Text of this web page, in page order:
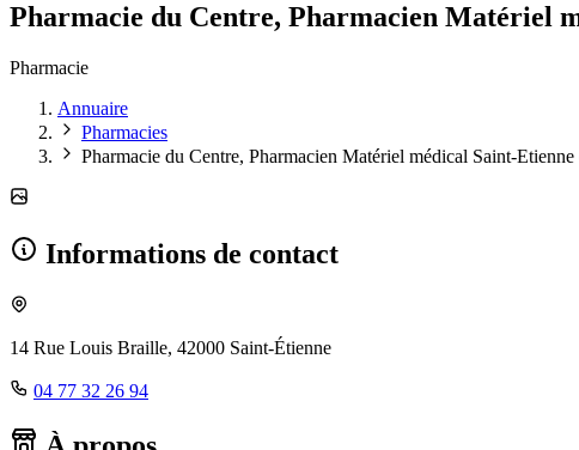
Pharmacie du Centre, Pharmacien Matériel
Pharmacie
Annuaire
Pharmacies
Pharmacie du Centre, Pharmacien Matériel médical Saint-
Informations de contact
14 Rue Louis Braille, 42000 Saint-Étienne
04 77 32 26 94